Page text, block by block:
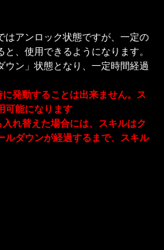
はアンロック状態ですが、一定の
、使用できるようになります。
ウン」状態となり、一定時間経過
発動することは出来ません。ス
可能になります
れ替えた場合には、スキルはク
ルダウンが経過するまで、スキル